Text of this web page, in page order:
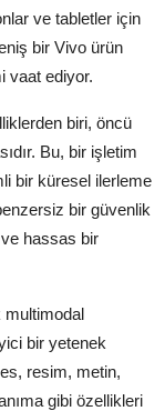
ve tabletler için
bir Vivo ürün
vaat ediyor.
biri, öncü
Bu, bir işletim
bir küresel ilerleme
bir güvenlik
ve hassas bir
multimodal
bir yetenek
resim, metin,
gibi özellikleri